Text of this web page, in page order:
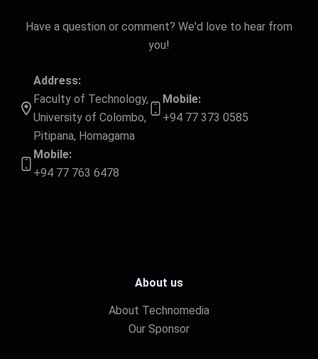
Have a question or comment? We'd love to hear from
you!
Address:
Faculty of Technology,
University of Colombo,
Pitipana, Homagama
Mobile:
+94 77 373 0585
Mobile:
+94 77 763 6478
About us
About Technomedia
Our Sponsor